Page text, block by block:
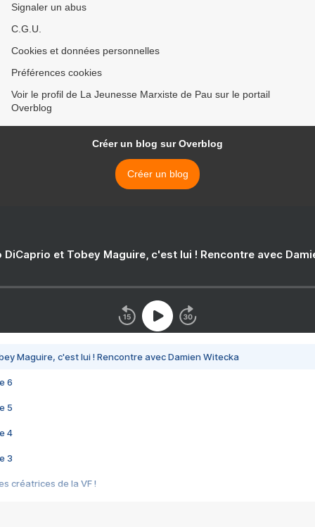
Signaler un abus
C.G.U.
Cookies et données personnelles
Préférences cookies
Voir le profil de La Jeunesse Marxiste de Pau sur le portail
Overblog
Créer un blog sur Overblog
Créer un blog
DiCaprio et Tobey Maguire, c'est lui ! Rencontre avec
Maguire, c'est lui ! Rencontre avec Damien Witecka
6
5
4
3
créatrices de la VF !